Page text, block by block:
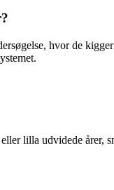
hvor de
lilla udvidede